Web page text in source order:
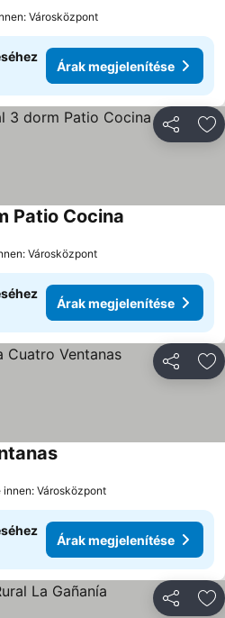
Városközpont
Árak megjelenítése
Patio Cocina
Városközpont
Árak megjelenítése
Városközpont
Árak megjelenítése